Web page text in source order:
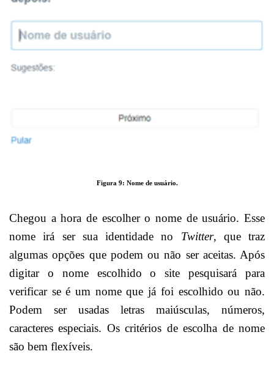
Figura 9: Nome de usuário.
Chegou a hora de escolher o nome de usuário. Esse
nome irá ser sua identidade no Twitter, que traz
algumas opções que podem ou não ser aceitas. Após
digitar o nome escolhido o site pesquisará para
verificar se é um nome que já foi escolhido ou não.
Podem ser usadas letras maiúsculas, números,
caracteres especiais. Os critérios de escolha de nome
são bem flexíveis.